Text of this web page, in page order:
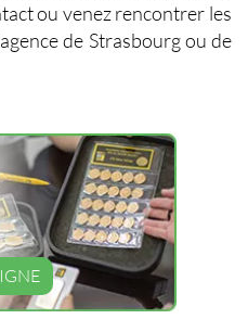
ou venez rencontrer les
de Strasbourgou de